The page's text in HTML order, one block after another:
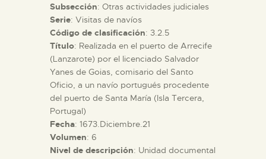
ACTIVIDADES
█
EL MUSEO
COLECCIONES
Subsección: Otras actividades judiciales
Serie: Visitas de navíos
Código de clasificación: 3.2.5
Título: Realizada en el puerto de Arrecife
(Lanzarote) por el licenciado Salvador
Yanes de Goias, comisario del Santo
Oficio, a un navío portugués procedente
del puerto de Santa María (Isla Tercera,
Portugal)
Fecha: 1673.Diciembre.21
Volumen: 6
Nivel de descripción: Unidad documental